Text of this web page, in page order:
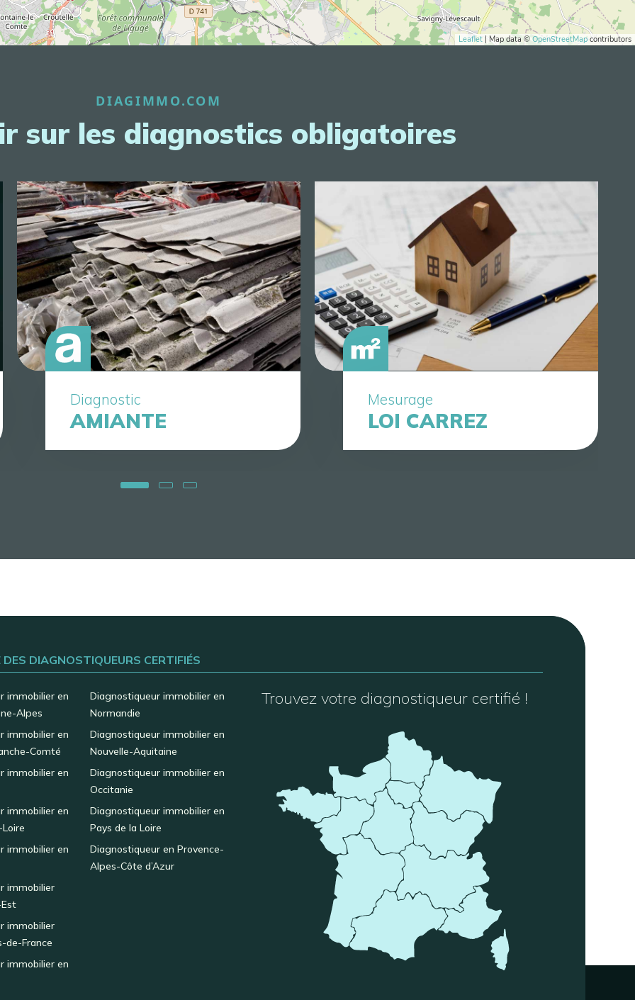
Leaflet | Map data © OpenStreetMap contributors
DIAGIMMO.COM
sur les diagnostics obligatoires
Diagnostic
AMIANTE
Mesurage
LOI CARREZ
DES DIAGNOSTIQUEURS CERTIFIÉS
immobilier en
Alpes
immobilier en
Comté
immobilier en
immobilier en
immobilier en
immobilier
immobilier
de-France
immobilier en
Diagnostiqueur immobilier en
Normandie
Diagnostiqueur immobilier en
Nouvelle-Aquitaine
Diagnostiqueur immobilier en
Occitanie
Diagnostiqueur immobilier en
Pays de la Loire
Diagnostiqueur en Provence-
Alpes-Côte d’Azur
Trouvez votre diagnostiqueur certifié !